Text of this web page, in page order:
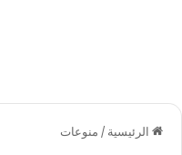
الرئيسية / منوعات